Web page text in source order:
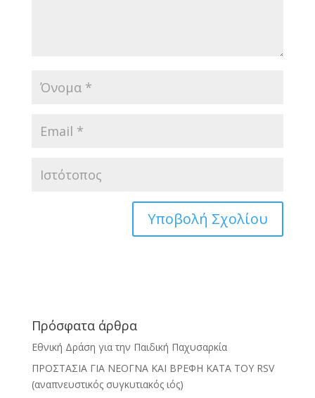
Πρόσφατα άρθρα
Εθνική Δράση για την Παιδική Παχυσαρκία
ΠΡΟΣΤΑΣΙΑ ΓΙΑ ΝΕΟΓΝΑ ΚΑΙ ΒΡΕΦΗ ΚΑΤΑ ΤΟΥ RSV
(αναπνευστικός συγκυτιακός ιός)